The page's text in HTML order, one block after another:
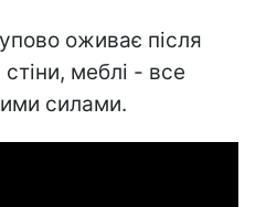
оживає після
меблі - все
силами.